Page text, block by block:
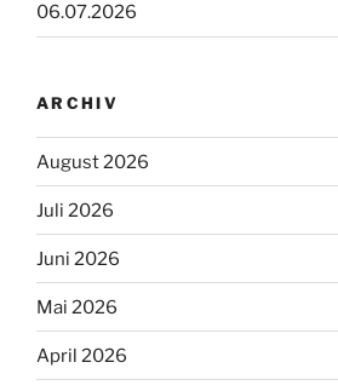
06.07.2026
ARCHIV
August 2026
Juli 2026
Juni 2026
Mai 2026
April 2026